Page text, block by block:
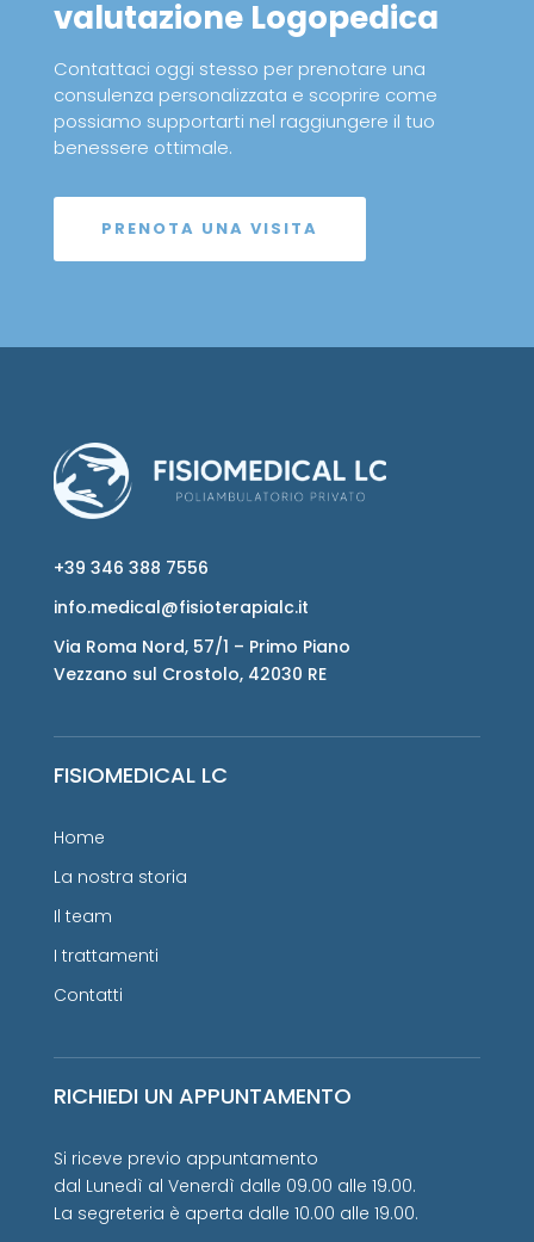
valutazione Logopedica
Contattaci oggi stesso per prenotare una
consulenza personalizzata e scoprire come
possiamo supportarti nel raggiungere il tuo
benessere ottimale.
PRENOTA UNA VISITA
+39 346 388 7556
info.medical@fisioterapialc.it
Via Roma Nord, 57/1 – Primo Piano
Vezzano sul Crostolo, 42030 RE
FISIOMEDICAL LC
Home
La nostra storia
Il team
I trattamenti
Contatti
RICHIEDI UN APPUNTAMENTO
Si riceve previo appuntamento
dal Lunedì al Venerdì dalle 09.00 alle 19.00.
La segreteria è aperta dalle 10.00 alle 19.00.